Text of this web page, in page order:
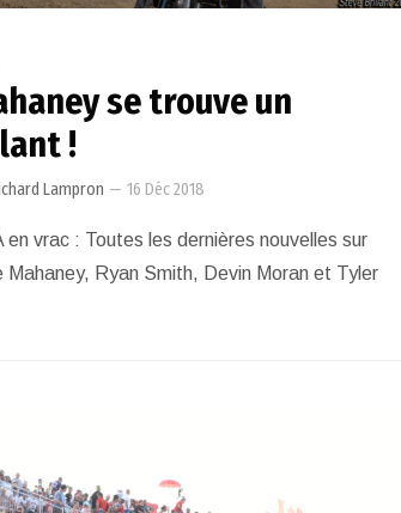
se trouve un
!
Lampron — 16 Déc 2018
en vrac : Toutes les dernières nouvelles sur
Mahaney, Ryan Smith, Devin Moran et Tyler